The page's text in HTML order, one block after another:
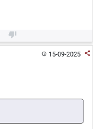

15-09-2025 